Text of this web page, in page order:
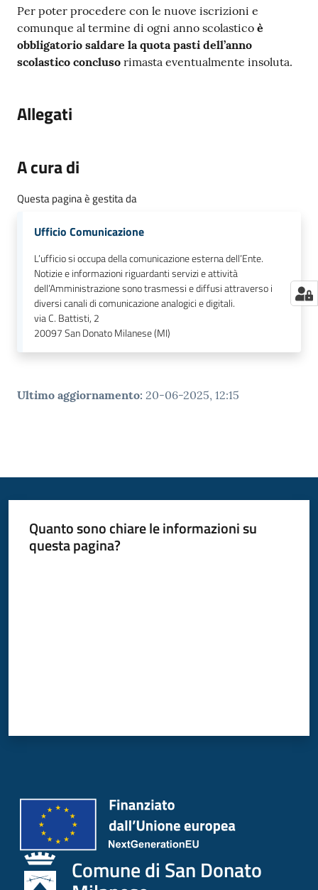
Per poter procedere con le nuove iscrizioni e
comunque al termine di ogni anno scolastico è
obbligatorio saldare la quota pasti dell’anno
scolastico concluso rimasta eventualmente insoluta.
Allegati
A cura di
Questa pagina è gestita da
Ufficio Comunicazione
L’ufficio si occupa della comunicazione esterna dell’Ente.
Notizie e informazioni riguardanti servizi e attività
dell’Amministrazione sono trasmessi e diffusi attraverso i
diversi canali di comunicazione analogici e digitali.
via C. Battisti, 2
20097San Donato Milanese (MI)
Ultimo aggiornamento: 20-06-2025, 12:15
Quanto sono chiare le informazioni su
questa pagina?
Comune di San Donato